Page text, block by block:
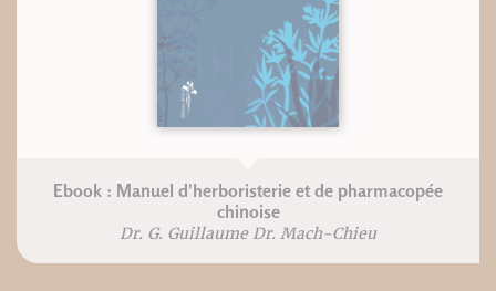
Ebook : Manuel d'herboristerie et de pharmacopée
chinoise
Dr. G. Guillaume Dr. Mach-Chieu